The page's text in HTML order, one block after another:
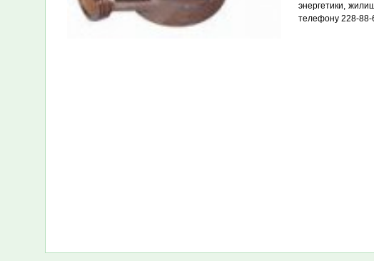
энергетики,
телефону 228-88-